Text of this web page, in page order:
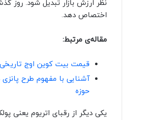
نظر ارزش بازار تبدیل شود. روز
اختصاص دهد.
مقاله‌ی مرتبط:
قیمت بیت کوین اوج تاریخی خود را
آشنایی با مفهوم طرح
حوزه
یکی دیگر از رقبای اتریوم یعنی